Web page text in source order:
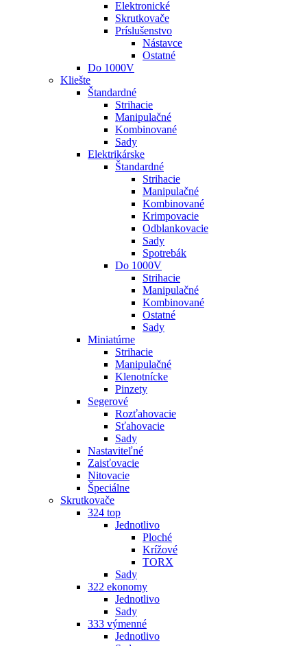
Elektronické
Skrutkovače
Príslušenstvo
Nástavce
Ostatné
Do 1000V
Kliešte
Štandardné
Strihacie
Manipulačné
Kombinované
Sady
Elektrikárske
Štandardné
Strihacie
Manipulačné
Kombinované
Krimpovacie
Odblankovacie
Sady
Spotrebák
Do 1000V
Strihacie
Manipulačné
Kombinované
Ostatné
Sady
Miniatúrne
Strihacie
Manipulačné
Klenotnícke
Pinzety
Segerové
Rozťahovacie
Sťahovacie
Sady
Nastaviteľné
Zaisťovacie
Nitovacie
Špeciálne
Skrutkovače
324 top
Jednotlivo
Ploché
Krížové
TORX
Sady
322 ekonomy
Jednotlivo
Sady
333 výmenné
Jednotlivo